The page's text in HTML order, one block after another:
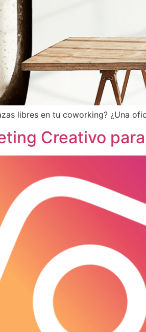
libres en tu coworking? ¿Una
Creativo